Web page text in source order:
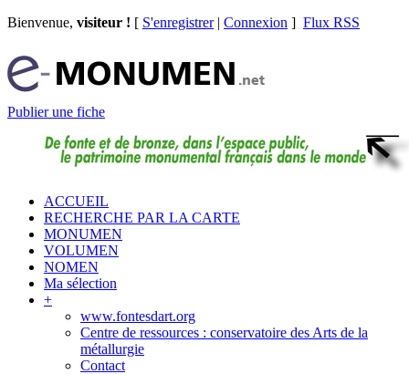
Bienvenue, visiteur ! [ S'enregistrer| Connexion ] Flux RSS
Publier une fiche
ACCUEIL
RECHERCHE PAR LA CARTE
MONUMEN
VOLUMEN
NOMEN
Ma sélection
+
www.fontesdart.org
Centre de ressources : conservatoire des Arts de la
métallurgie
Contact